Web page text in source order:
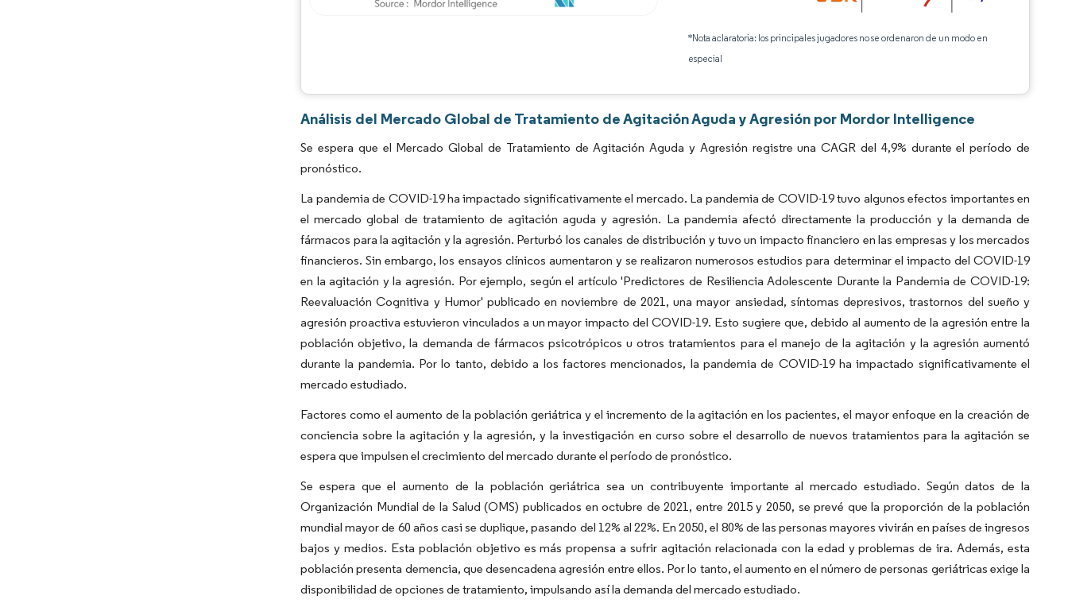
*Nota aclaratoria: los principales jugadores no se ordenaron de un modo en
especial
Análisis del Mercado Global de Tratamiento de Agitación Aguda y Agresión por Mordor Intelligence
Se espera que el Mercado Global de Tratamiento de Agitación Aguda y Agresión registre una CAGR del 4,9% durante el período de
pronóstico.
La pandemia de COVID-19 ha impactado significativamente el mercado. La pandemia de COVID-19 tuvo algunos efectos importantes en
el mercado global de tratamiento de agitación aguda y agresión. La pandemia afectó directamente la producción y la demanda de
fármacos para la agitación y la agresión. Perturbó los canales de distribución y tuvo un impacto financiero en las empresas y los mercados
financieros. Sin embargo, los ensayos clínicos aumentaron y se realizaron numerosos estudios para determinar el impacto del COVID-19
en la agitación y la agresión. Por ejemplo, según el artículo 'Predictores de Resiliencia Adolescente Durante la Pandemia de COVID-19:
Reevaluación Cognitiva y Humor' publicado en noviembre de 2021, una mayor ansiedad, síntomas depresivos, trastornos del sueño y
agresión proactiva estuvieron vinculados a un mayor impacto del COVID-19. Esto sugiere que, debido al aumento de la agresión entre la
población objetivo, la demanda de fármacos psicotrópicos u otros tratamientos para el manejo de la agitación y la agresión aumentó
durante la pandemia. Por lo tanto, debido a los factores mencionados, la pandemia de COVID-19 ha impactado significativamente el
mercado estudiado.
Factores como el aumento de la población geriátrica y el incremento de la agitación en los pacientes, el mayor enfoque en la creación de
conciencia sobre la agitación y la agresión, y la investigación en curso sobre el desarrollo de nuevos tratamientos para la agitación se
espera que impulsen el crecimiento del mercado durante el período de pronóstico.
Se espera que el aumento de la población geriátrica sea un contribuyente importante al mercado estudiado. Según datos de la
Organización Mundial de la Salud (OMS) publicados en octubre de 2021, entre 2015 y 2050, se prevé que la proporción de la población
mundial mayor de 60 años casi se duplique, pasando del 12% al 22%. En 2050, el 80% de las personas mayores vivirán en países de ingresos
bajos y medios. Esta población objetivo es más propensa a sufrir agitación relacionada con la edad y problemas de ira. Además, esta
población presenta demencia, que desencadena agresión entre ellos. Por lo tanto, el aumento en el número de personas geriátricas exige la
disponibilidad de opciones de tratamiento, impulsando así la demanda del mercado estudiado.